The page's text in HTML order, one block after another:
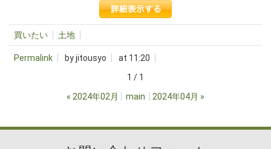
買いたい 土地
Permalink by jitousyo
at 11:20
1 / 1
« 2024年02月 main 2024年04月 »